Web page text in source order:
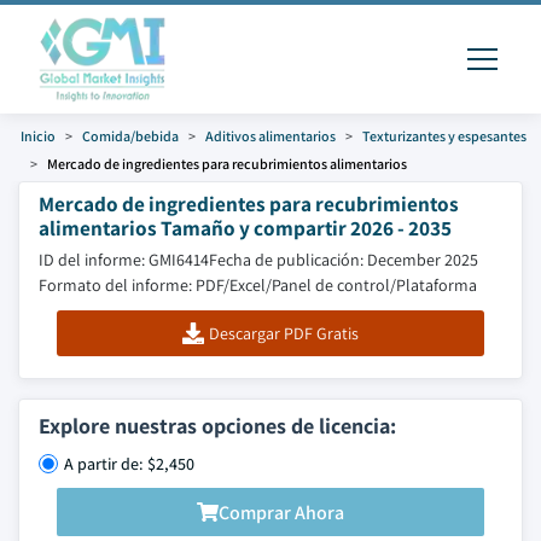
Inicio Comida/bebida Aditivos alimentarios
Texturizantes y espesantes
Mercado de ingredientes para recubrimientos alimentarios
Mercado de ingredientes para recubrimientos
alimentarios Tamaño y compartir 2026 - 2035
ID del informe: GMI6414Fecha de publicación: December 2025
Formato del informe: PDF/Excel/Panel de control/Plataforma
Descargar PDF Gratis
Explore nuestras opciones de licencia:
A partir de: $2,450
Comprar Ahora